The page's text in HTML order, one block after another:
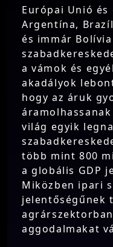
Európai Unió
Argentína,
és immár
a vámok és
akadályok
hogy az áruk
világ egyik
több mint 800
a globális GDP
Miközben ipari
jelentőségűnek
aggodalmakat